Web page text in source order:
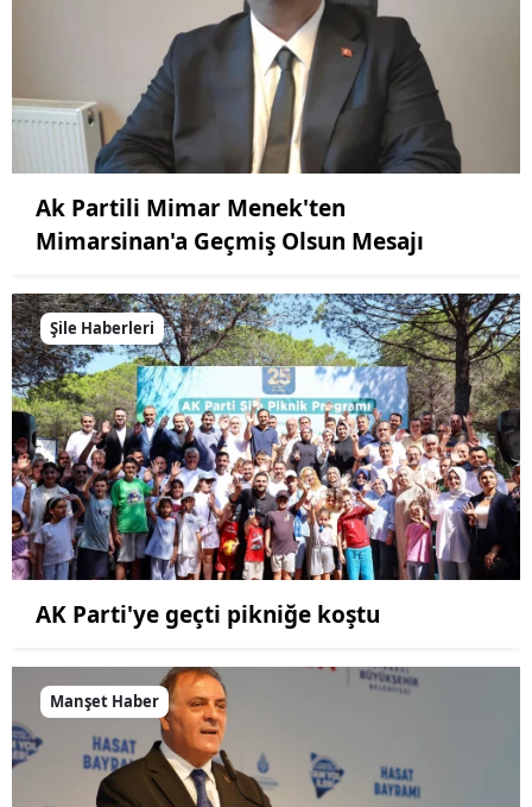
Ak Partili Mimar Menek'ten
Mimarsinan'a Geçmiş Olsun Mesajı
Şile Haberleri
AK Parti'ye geçti pikniğe koştu
Manşet Haber